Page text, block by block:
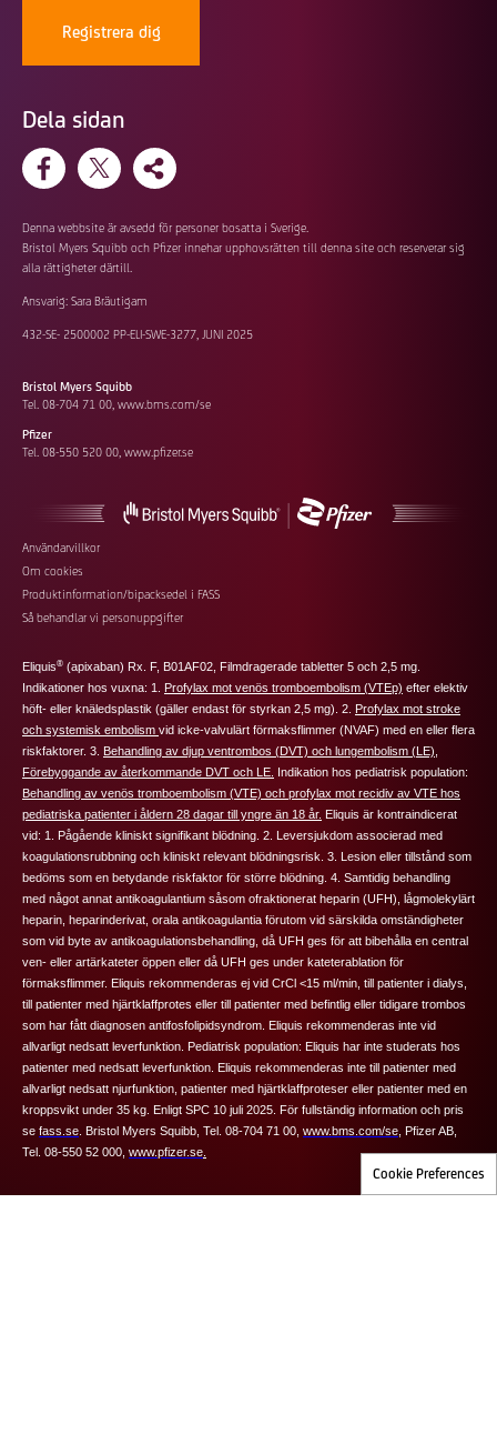
Registrera dig
Dela sidan
Denna webbsite är avsedd för personer bosatta i Sverige.
Bristol Myers Squibb och Pfizer innehar upphovsrätten till denna site och reserverar sig
alla rättigheter därtill.
Ansvarig: Sara Bräutigam
432-SE- 2500002 PP-ELI-SWE-3277, JUNI 2025
Bristol Myers Squibb
Tel. 08-704 71 00, www.bms.com/se
Pfizer
Tel. 08-550 520 00, www.pfizer.se
Footer
additional
links
Användarvillkor
Om cookies
Produktinformation/bipacksedel i FASS
Så behandlar vi personuppgifter
Eliquis® (apixaban) Rx. F, B01AF02, Filmdragerade tabletter 5 och 2,5 mg.
Indikationer hos vuxna: 1. Profylax mot venös tromboembolism (VTEp) efter elektiv
höft‑ eller knäledsplastik (gäller endast för styrkan 2,5 mg). 2. Profylax mot stroke
och systemisk embolism vid icke-valvulärt förmaksflimmer (NVAF) med en eller flera
riskfaktorer. 3. Behandling av djup ventrombos (DVT) och lungembolism (LE)
Förebyggande av återkommande DVT och LE. Indikation hos pediatrisk population:
Behandling av venös tromboembolism (VTE) och profylax mot recidiv av VTE hos
pediatriska patienter i åldern 28 dagar till yngre än 18 år. Eliquis är kontraindicerat
vid: 1. Pågående kliniskt signifikant blödning. 2. Leversjukdom associerad med
koagulationsrubbning och kliniskt relevant blödningsrisk. 3. Lesion eller tillstånd som
bedöms som en betydande riskfaktor för större blödning. 4. Samtidig behandling
med något annat antikoagulantium såsom ofraktionerat heparin (UFH), lågmolekylärt
heparin, heparinderivat, orala antikoagulantia förutom vid särskilda omständigheter
som vid byte av antikoagulationsbehandling, då UFH ges för att bibehålla en central
ven- eller artärkateter öppen eller då UFH ges under kateterablation för
förmaksflimmer. Eliquis rekommenderas ej vid CrCl <15 ml/min, till patienter i dialys,
till patienter med hjärtklaffprotes eller till patienter med befintlig eller tidigare trombos
som har fått diagnosen antifosfolipidsyndrom. Eliquis rekommenderas inte vid
allvarligt nedsatt leverfunktion. Pediatrisk population: Eliquis har inte studerats hos
patienter med nedsatt leverfunktion. Eliquis rekommenderas inte till patienter med
allvarligt nedsatt njurfunktion, patienter med hjärtklaffproteser eller patienter med en
kroppsvikt under 35 kg. Enligt SPC 10 juli 2025. För fullständig information och pris
se fass.se Bristol Myers Squibb, Tel. 08-704 71 00, www.bms.com/se Pfizer AB,
Tel. 08-550 52 000, www.pfizer.se
Cookie Preferences